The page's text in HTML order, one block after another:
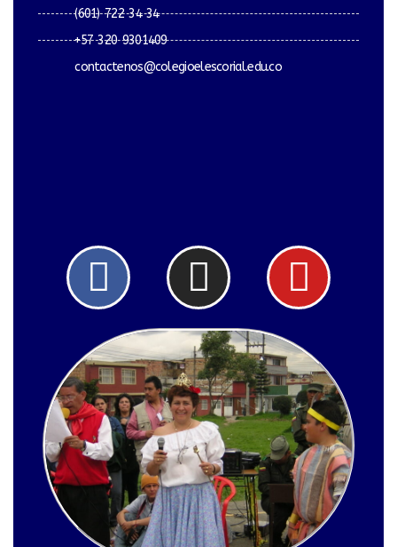
(601) 722 34 34
+57 320 9301409
contactenos@colegioelescorial.edu.co
FacebookInstagram